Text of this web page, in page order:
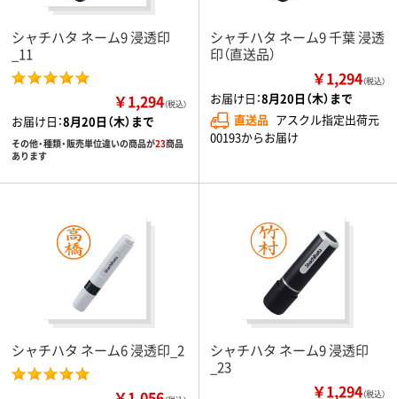
シャチハタ ネーム9 浸透印
_11
￥1,294（税込）
お届け日：8月20日（木）まで
その他・種類・販売単位違いの商品が23商品
あります
シャチハタ ネーム9 千葉 浸透
印（直送品）
￥1,294（税込）
お届け日：8月20日（木）まで
直送品 アスクル指定出荷元
00193からお届け
シャチハタ ネーム6 浸透印_2
シャチハタ ネーム9 浸透印
_23
￥1,294（税込）